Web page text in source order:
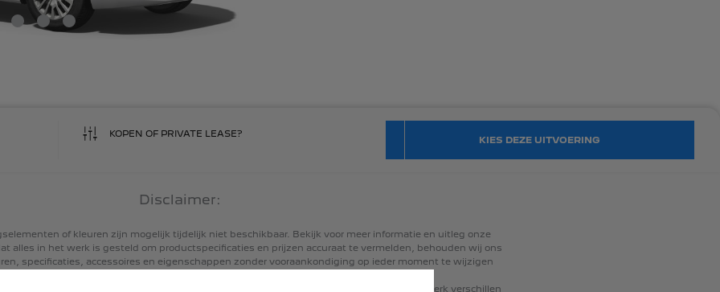
KOPEN OF PRIVATE LEASE?
KIES DEZE UITVOERING
Disclaimer:
of kleuren zijn mogelijk tijdelijk niet beschikbaar. Bekijk voor meer informatie en uitleg onze
alles in het werk is gesteld om productspecificaties en prijzen accuraat te vermelden, behouden wij ons
specificaties, accessoires en eigenschappen zonder vooraankondiging op ieder moment te wijzigen
sterk verschillen